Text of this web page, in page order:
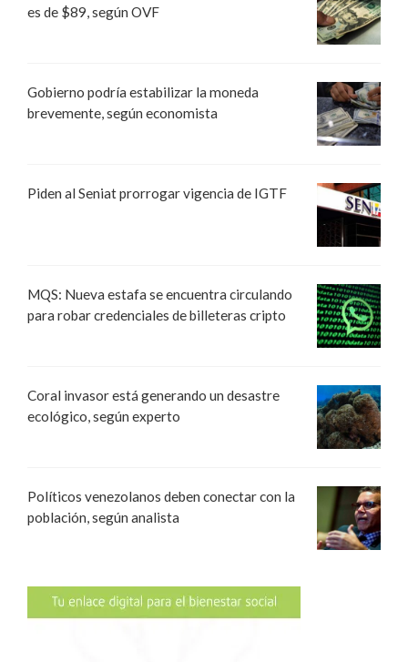
es de $89, según OVF
Gobierno podría estabilizar la moneda
brevemente, según economista
Piden al Seniat prorrogar vigencia de IGTF
MQS: Nueva estafa se encuentra circulando
para robar credenciales de billeteras cripto
Coral invasor está generando un desastre
ecológico, según experto
Políticos venezolanos deben conectar con la
población, según analista